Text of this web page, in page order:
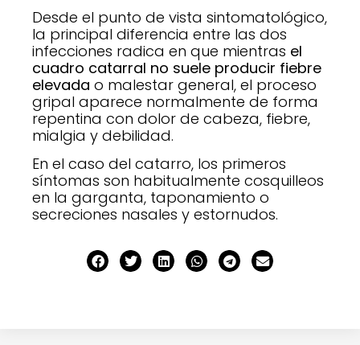
Desde el punto de vista sintomatológico,
la principal diferencia entre las dos
infecciones radica en que mientras el
cuadro catarral no suele producir fiebre
elevada o malestar general, el proceso
gripal aparece normalmente de forma
repentina con dolor de cabeza, fiebre,
mialgia y debilidad.
En el caso del catarro, los primeros
síntomas son habitualmente cosquilleos
en la garganta, taponamiento o
secreciones nasales y estornudos.